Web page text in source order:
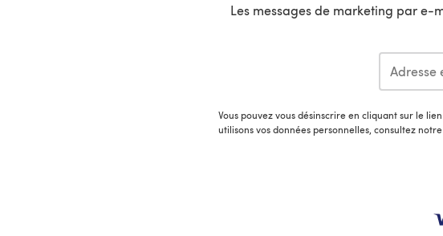
Les messages de marketing par e-
Vous pouvez vous désinscrire en cliquant sur le
utilisons vos données personnelles, consultez notre